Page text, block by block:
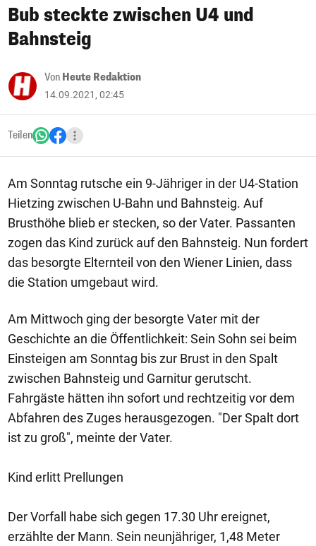
Bub steckte zwischen U4 und
Bahnsteig
Von Heute Redaktion
14.09.2021, 02:45
Teilen
Am Sonntag rutsche ein 9-Jähriger in der U4-Station
Hietzing zwischen U-Bahn und Bahnsteig. Auf
Brusthöhe blieb er stecken, so der Vater. Passanten
zogen das Kind zurück auf den Bahnsteig. Nun fordert
das besorgte Elternteil von den Wiener Linien, dass
die Station umgebaut wird.
Am Mittwoch ging der besorgte Vater mit der
Geschichte an die Öffentlichkeit: Sein Sohn sei beim
Einsteigen am Sonntag bis zur Brust in den Spalt
zwischen Bahnsteig und Garnitur gerutscht.
Fahrgäste hätten ihn sofort und rechtzeitig vor dem
Abfahren des Zuges herausgezogen. "Der Spalt dort
ist zu groß", meinte der Vater.
Kind erlitt Prellungen
Der Vorfall habe sich gegen 17.30 Uhr ereignet,
erzählte der Mann. Sein neunjähriger, 1,48 Meter